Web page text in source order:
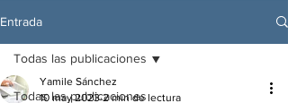
Entrada
Todas las publicaciones
Todas las publicaciones
Yamile Sánchez
10 may 2023 2 min de lectura